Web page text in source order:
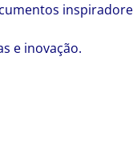
e inovação.